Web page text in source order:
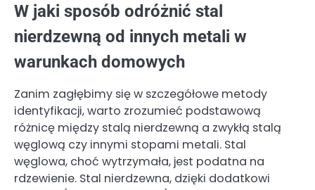
W jaki sposób odróżnić stal
nierdzewną od innych metali w
warunkach domowych
Zanim zagłębimy się w szczegółowe metody
identyfikacji, warto zrozumieć podstawową
różnicę między stalą nierdzewną a zwykłą stalą
węglową czy innymi stopami metali. Stal
węglowa, choć wytrzymała, jest podatna na
rdzewienie. Stal nierdzewna, dzięki dodatkowi